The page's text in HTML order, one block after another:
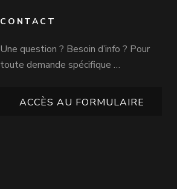
CONTACT
Une question ? Besoin d’info ? Pour
toute demande spécifique …
ACCÈS AU FORMULAIRE